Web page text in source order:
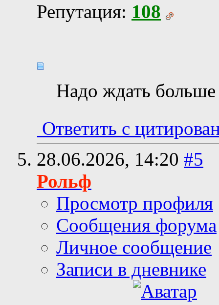
Репутация: 108
Надо ждать
Ответить с
28.06.2026, 14:20 #5
Рольф
Просмотр профиля
Сообщения форума
Личное сообщение
Записи в дневнике